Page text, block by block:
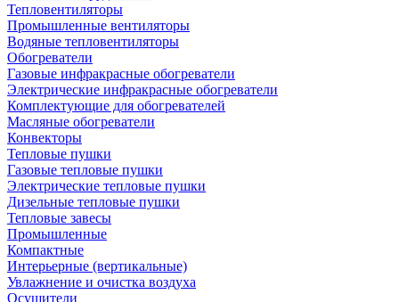
Тепловентиляторы
Промышленные вентиляторы
Водяные тепловентиляторы
Обогреватели
Газовые инфракрасные обогреватели
Электрические инфракрасные обогреватели
Комплектующие для обогревателей
Масляные обогреватели
Конвекторы
Тепловые пушки
Газовые тепловые пушки
Электрические тепловые пушки
Дизельные тепловые пушки
Тепловые завесы
Промышленные
Компактные
Интерьерные (вертикальные)
Увлажнение и очистка воздуха
Осушители